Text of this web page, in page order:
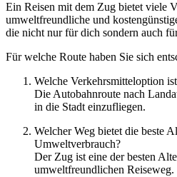
Ein Reisen mit dem Zug bietet viele
umweltfreundliche und
die nicht nur für dich sondern auch
Für welche Route haben Sie sich
Welche Verkehrsmitteloption
Die Autobahnroute nach
in die Stadt einzufliegen.
Welcher Weg bietet die beste
Umweltverbrauch?
Der Zug ist eine der besten
umweltfreundlichen Reiseweg.